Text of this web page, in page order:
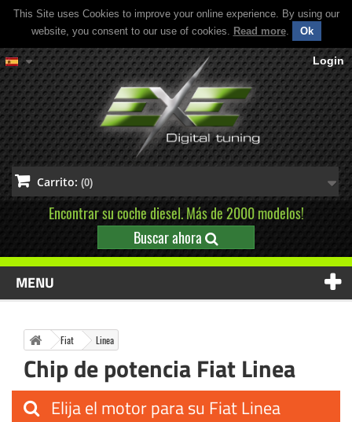
This Site uses Cookies to improve your online experience. By using our
website, you consent to our use of cookies. Read more. Ok
Login
Carrito: (0)
Encontrar su coche diesel. Más de 2000 modelos!
Buscar ahora
MENU
Fiat Linea
Chip de potencia Fiat Linea
Elija el motor para su Fiat Linea